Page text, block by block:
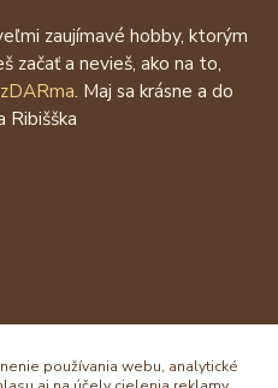
zaujímavé hobby, ktorým
začať a nevieš, ako na to,
. Maj sa krásne a do
Ribišška
používania webu, analytické